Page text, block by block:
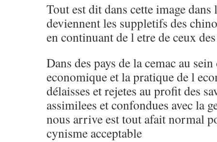
Tout est dit dans cette image dans
deviennent les suppletifs des
en continuant de l etre de ceux
Dans des pays de la cemac au
economique et la pratique de l
délaisses et rejetes au profit des
assimilees et confondues avec la
nous arrive est tout afait normal
cynisme acceptable